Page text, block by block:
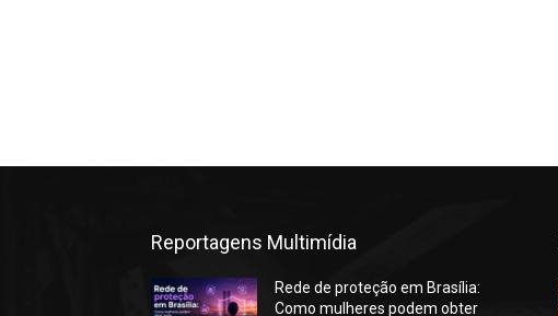
Reportagens Multimídia
Rede de proteção em Brasília:
Como mulheres podem obter